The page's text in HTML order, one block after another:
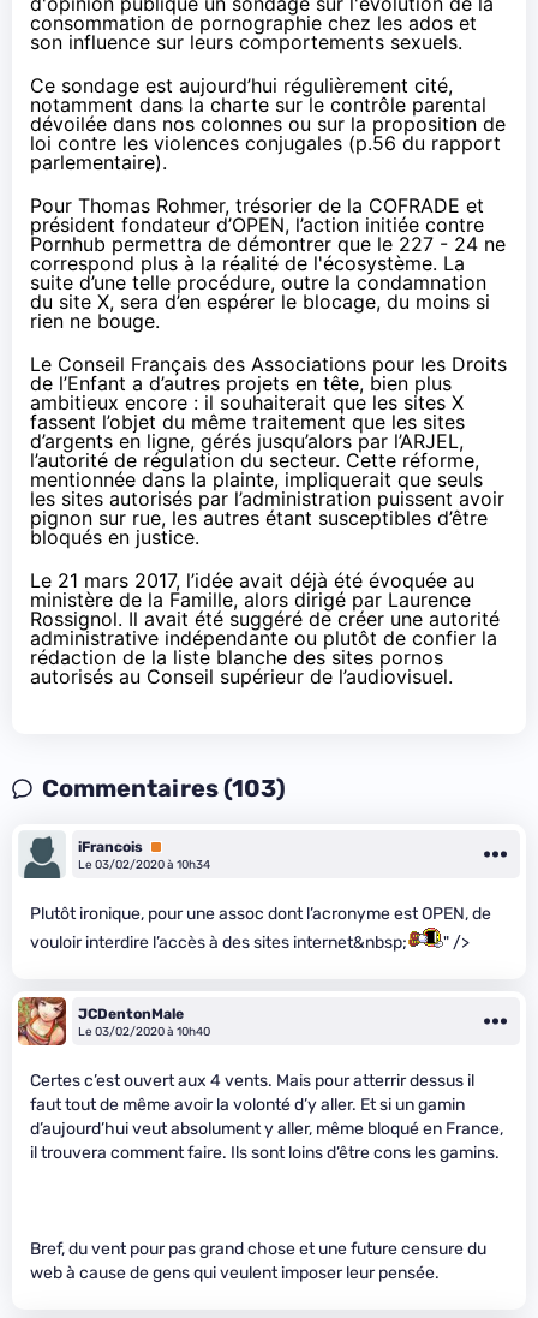
consommation de pornographie chez les ados et
son influence sur leurs comportements sexuels.
Ce sondage est aujourd’hui régulièrement cité,
notamment dans la charte sur le contrôle parental
dévoilée dans nos colonnes ou sur la proposition de
loi contre les violences conjugales (p.56 du rapport
parlementaire).
Pour Thomas Rohmer, trésorier de la COFRADE et
président fondateur d’OPEN, l’action initiée contre
Pornhub permettra de démontrer que le 227 - 24 ne
correspond plus à la réalité de l'écosystème. La
suite d’une telle procédure, outre la condamnation
du site X, sera d’en espérer le blocage, du moins si
rien ne bouge.
Le Conseil Français des Associations pour les Droits
de l’Enfant a d’autres projets en tête, bien plus
ambitieux encore : il souhaiterait que les sites X
fassent l’objet du même traitement que les sites
d’argents en ligne, gérés jusqu’alors par l’ARJEL,
l’autorité de régulation du secteur. Cette réforme,
mentionnée dans la plainte, impliquerait que seuls
les sites autorisés par l’administration puissent avoir
pignon sur rue, les autres étant susceptibles d’être
bloqués en justice.
Le 21 mars 2017, l’idée avait déjà été évoquée au
ministère de la Famille, alors dirigé par Laurence
Rossignol. Il avait été suggéré de créer une autorité
administrative indépendante ou plutôt de confier la
rédaction de la liste blanche des sites pornos
autorisés au Conseil supérieur de l’audiovisuel.
Commentaires (103)
iFrancois Premium
Le 03/02/2020 à 10h34
Plutôt ironique, pour une assoc dont l’acronyme est OPEN, de
vouloir interdire l’accès à des sites internet&nbsp;
" />
JCDentonMale
Le 03/02/2020 à 10h40
Certes c’est ouvert aux 4 vents. Mais pour atterrir dessus il
faut tout de même avoir la volonté d’y aller. Et si un gamin
d’aujourd’hui veut absolument y aller, même bloqué en France,
il trouvera comment faire. Ils sont loins d’être cons les gamins.
Bref, du vent pour pas grand chose et une future censure du
web à cause de gens qui veulent imposer leur pensée.